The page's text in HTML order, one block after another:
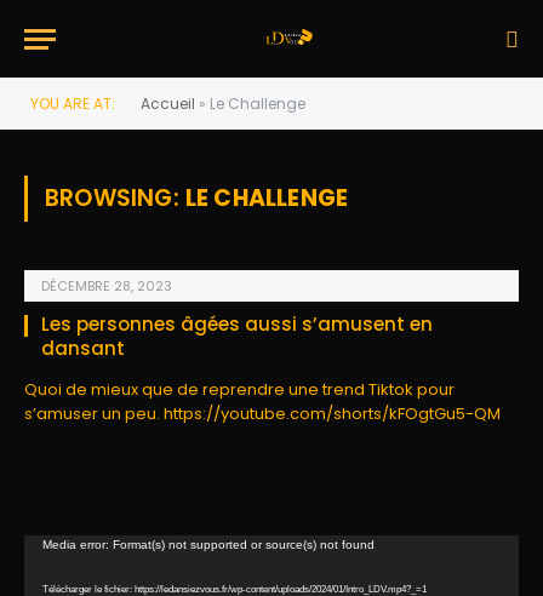
YOU ARE AT: Accueil » Le Challenge
BROWSING: LE CHALLENGE
DÉCEMBRE 28, 2023
Les personnes âgées aussi s’amusent en
dansant
Quoi de mieux que de reprendre une trend Tiktok pour
s’amuser un peu. https://youtube.com/shorts/kFOgtGu5-QM
Lecteur
Media error: Format(s) not supported or source(s) not found
Télécharger le fichier: https://ledansiezvous.fr/wp-content/uploads/2024/01/Intro_LDV.mp4?_=1